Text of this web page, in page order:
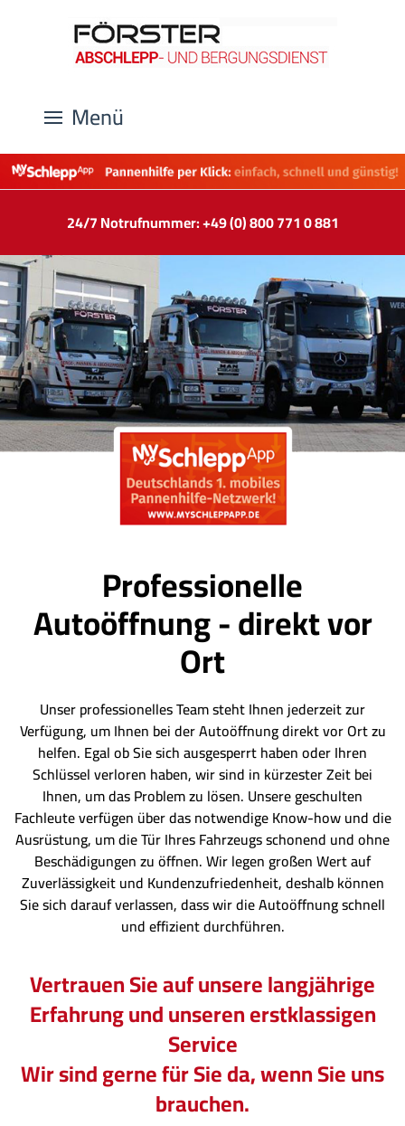
Menü
24/7 Notrufnummer: +49 (0) 800 771 0 881
Professionelle
Autoöffnung - direkt vor
Ort
Unser professionelles Team steht Ihnen jederzeit zur
Verfügung, um Ihnen bei der Autoöffnung direkt vor Ort zu
helfen. Egal ob Sie sich ausgesperrt haben oder Ihren
Schlüssel verloren haben, wir sind in kürzester Zeit bei
Ihnen, um das Problem zu lösen. Unsere geschulten
Fachleute verfügen über das notwendige Know-how und die
Ausrüstung, um die Tür Ihres Fahrzeugs schonend und ohne
Beschädigungen zu öffnen. Wir legen großen Wert auf
Zuverlässigkeit und Kundenzufriedenheit, deshalb können
Sie sich darauf verlassen, dass wir die Autoöffnung schnell
und effizient durchführen.
Vertrauen Sie auf unsere langjährige
Erfahrung und unseren erstklassigen
Service
Wir sind gerne für Sie da, wenn Sie uns
brauchen.